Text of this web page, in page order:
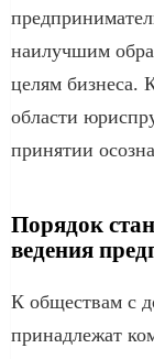
наилучшим
целям бизнеса.
области
принятии
Порядок
ведения
К обществам с
принадлежат